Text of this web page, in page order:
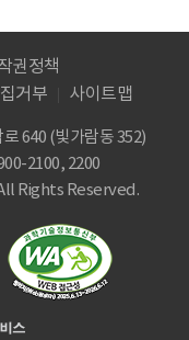
권정책
거부
사이트맵
640 (빛가람동 352)
2100, 2200
Rights Reserved.